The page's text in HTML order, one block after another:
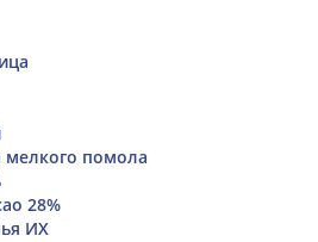
мелкого помола
28%
ИХ